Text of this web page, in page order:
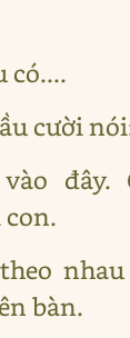
có....
cười
đây.
bàn.